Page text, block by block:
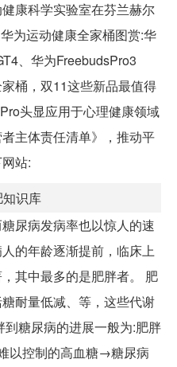
康科学实验室在芬兰赫尔
为运动健康全家桶图赏:华
、华为FreebudsPro3
桶，双11这些新品最值得
头显应用于心理健康领域
主体责任清单》，推动平
站:
识库
尿病发病率也以惊人的速
的年龄逐渐提前，临床上
其中最多的是肥胖者。 肥
耐量低减、等，这些代谢
糖尿病的进展一般为:肥胖
控制的高血糖→糖尿病